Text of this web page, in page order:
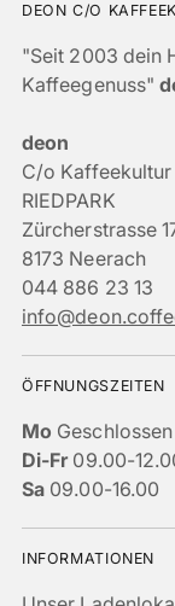
DEON C/O
"Seit 2003 dein
Kaffeegenuss"
deon
C/o Kaffeekultur
RIEDPARK
Zürcherstrasse
8173 Neerach
044 886 23 13
ÖFFNUNGSZEITEN
Mo Geschlossen
Di-Fr09.00-
Sa 09.00-16.00
INFORMATIONEN